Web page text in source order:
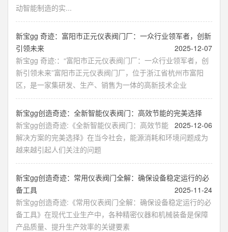
动智能制造的实...
新宝gg 奇迹：富阳市正元仪表阀门厂：一众行业领军者，创新
引领未来
2025-12-07
新宝gg 奇迹:：“富阳市正元仪表阀门厂：一众行业领军者，创
新引领未来”富阳市正元仪表阀门厂，位于浙江省杭州市富阳
区，是一家集研发、生产、销售为一体的高新技术企业
新宝gg创造奇迹：全新智能仪表阀门：高效节能的完美选择
2025-12-06
新宝gg创造奇迹:《全新智能仪表阀门：高效节能
解决方案的完美选择》在当今社会，能源消耗和环境问题成为
越来越引起人们关注的问题
新宝gg创造奇迹：常用仪表阀门全解：确保设备稳定运行的必
备工具
2025-11-24
新宝gg创造奇迹:《常用仪表阀门全解：确保设备稳定运行的必
备工具》在现代工业生产中，各种精密仪器和机械装备是保障
产品质量、提升生产效率的关键要素